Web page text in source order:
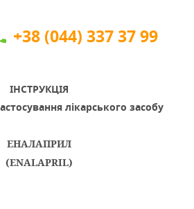
+38 (044) 337 37 99
ІНСТРУКЦІЯ
лікарського засобу
ЕНАЛАПРИЛ
(ENALAPRIL)